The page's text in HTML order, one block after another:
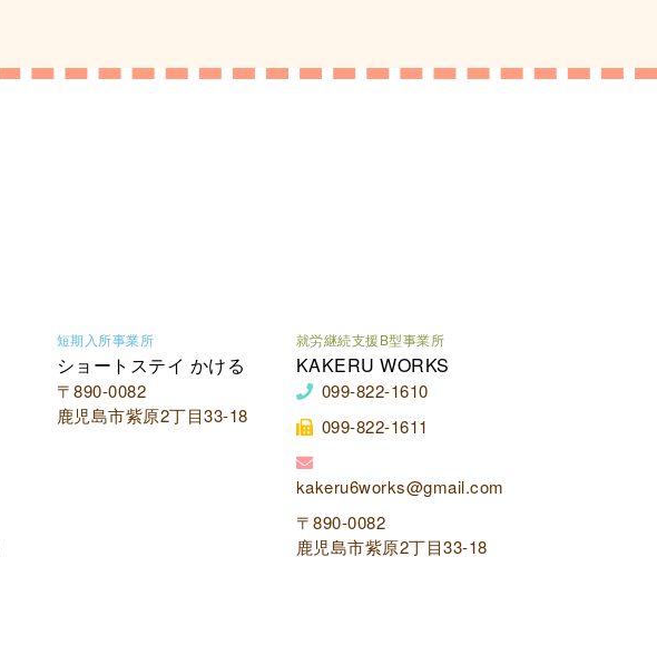
短期入所事業所
ショートステイ かける
〒890-0082
鹿児島市紫原2丁目33-18
就労継続支援B型事業所
KAKERU WORKS
099-822-1610
099-822-1611
kakeru6works@gmail.com
〒890-0082
鹿児島市紫原2丁目33-18